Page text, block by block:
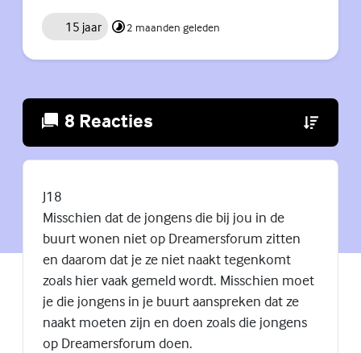
15 jaar 2 maanden geleden
8 Reacties (Externe
J18
Misschien dat de jongens die bij jou in de
buurt wonen niet op Dreamersforum zitten
en daarom dat je ze niet naakt tegenkomt
zoals hier vaak gemeld wordt. Misschien moet
je die jongens in je buurt aanspreken dat ze
naakt moeten zijn en doen zoals die jongens
op Dreamersforum doen.